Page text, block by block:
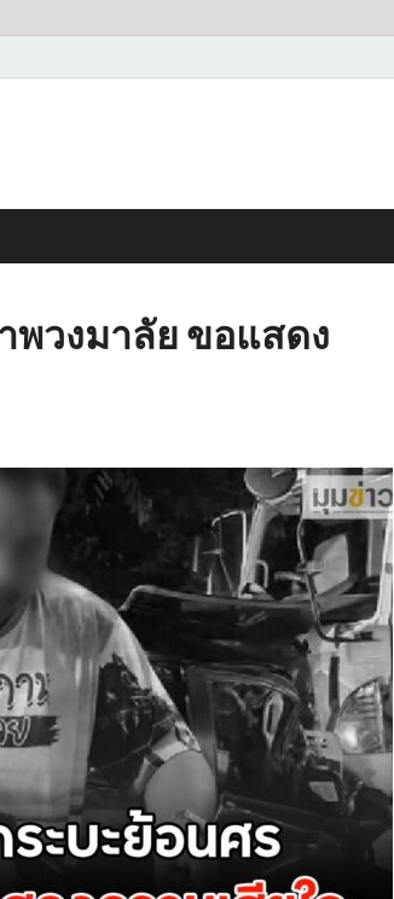
พวงมาลัย ขอแสดง